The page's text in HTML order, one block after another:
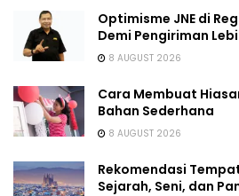
Optimisme JNE di
Demi Pengiriman
8 AUGUST 2026
Cara Membuat
Bahan Sederhana
8 AUGUST 2026
Rekomendasi
Sejarah, Seni, dan